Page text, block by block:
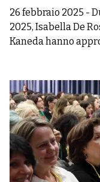
26 febbraio 2025 -
2025, Isabella De
Kaneda hanno